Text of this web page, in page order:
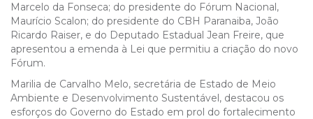
Marcelo da Fonseca; do presidente do Fórum Nacional,
Maurício Scalon; do presidente do CBH Paranaiba, João
Ricardo Raiser, e do Deputado Estadual Jean Freire, que
apresentou a emenda à Lei que permitiu a criação do novo
Fórum.
Marilia de Carvalho Melo, secretária de Estado de Meio
Ambiente e Desenvolvimento Sustentável, destacou os
esforços do Governo do Estado em prol do fortalecimento